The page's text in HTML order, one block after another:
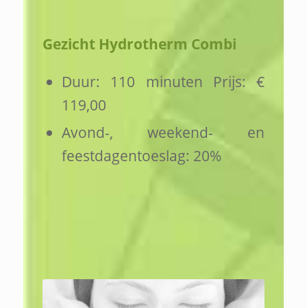
Gezicht Hydrotherm Combi
Duur: 110 minuten Prijs: €
119,00
Avond-, weekend- en
feestdagentoeslag: 20%